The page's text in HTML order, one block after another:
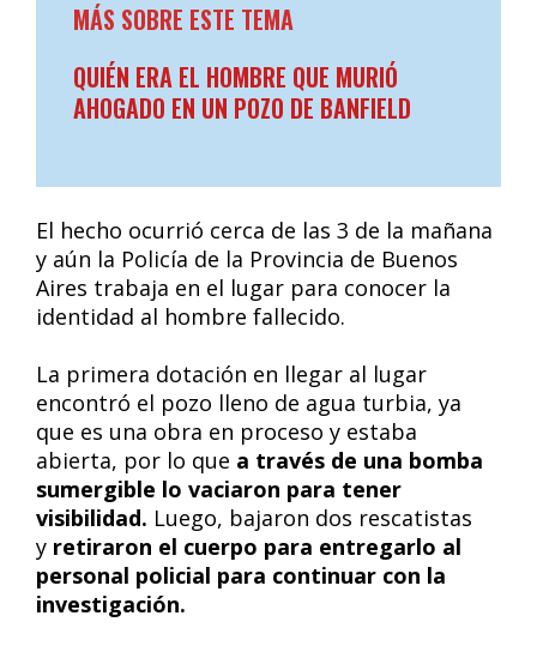
MÁS SOBRE ESTE TEMA
QUIÉN ERA EL HOMBRE QUE MURIÓ
AHOGADO EN UN POZO DE BANFIELD
El hecho ocurrió cerca de las 3 de la mañana
y aún la Policía de la Provincia de Buenos
Aires trabaja en el lugar para conocer la
identidad al hombre fallecido.
La primera dotación en llegar al lugar
encontró el pozo lleno de agua turbia, ya
que es una obra en proceso y estaba
abierta, por lo que a través de una bomba
sumergible lo vaciaron para tener
visibilidad. Luego, bajaron dos rescatistas
y retiraron el cuerpo para entregarlo al
personal policial para continuar con la
investigación.